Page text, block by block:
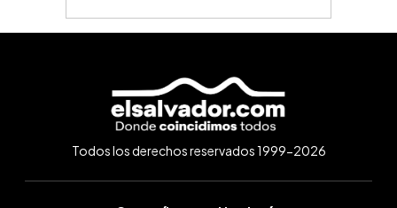
Todos los derechos reservados 1999-2026